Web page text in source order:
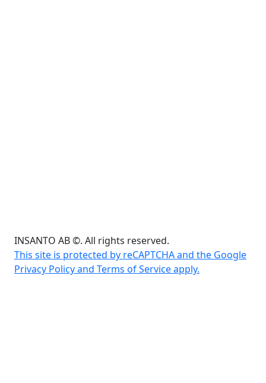
INSANTO AB ©. All rights reserved.
This site is protected by reCAPTCHA and the Google
Privacy Policy and Terms of Service apply.